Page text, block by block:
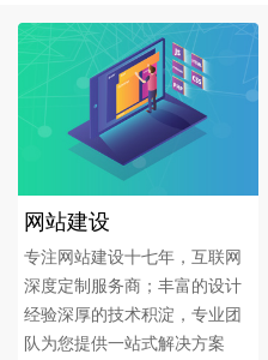
网站建设
专注网站建设十七年，互联网
深度定制服务商；丰富的设计
经验深厚的技术积淀，专业团
队为您提供一站式解决方案